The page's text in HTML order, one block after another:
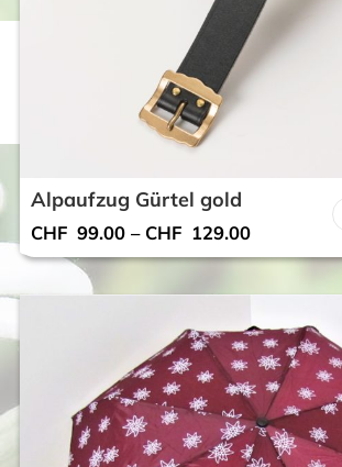
Alpaufzug Gürtel gold
CHF 99.00 – CHF 129.00